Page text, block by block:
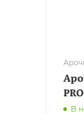
PRO
В